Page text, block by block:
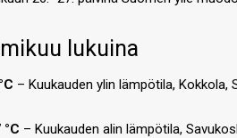
lukuina
– Kuukauden ylin lämpötila, Kokkola,
– Kuukauden alin lämpötila,